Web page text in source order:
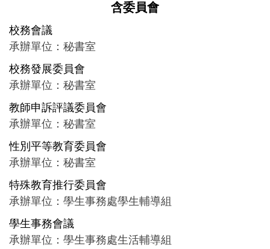
含委員會
校務會議
承辦單位：秘書室
校務發展委員會
承辦單位：秘書室
教師申訴評議委員會
承辦單位：秘書室
性別平等教育委員會
承辦單位：秘書室
特殊教育推行委員會
承辦單位：學生事務處學生輔導組
學生事務會議
承辦單位：學生事務處生活輔導組